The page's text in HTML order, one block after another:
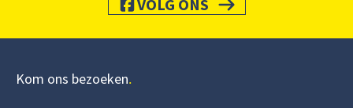
VOLG ONS
Kom ons bezoeken